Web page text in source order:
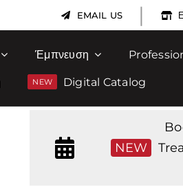
EMAIL US |
Έμπνευση
Digital Catalog
NEW